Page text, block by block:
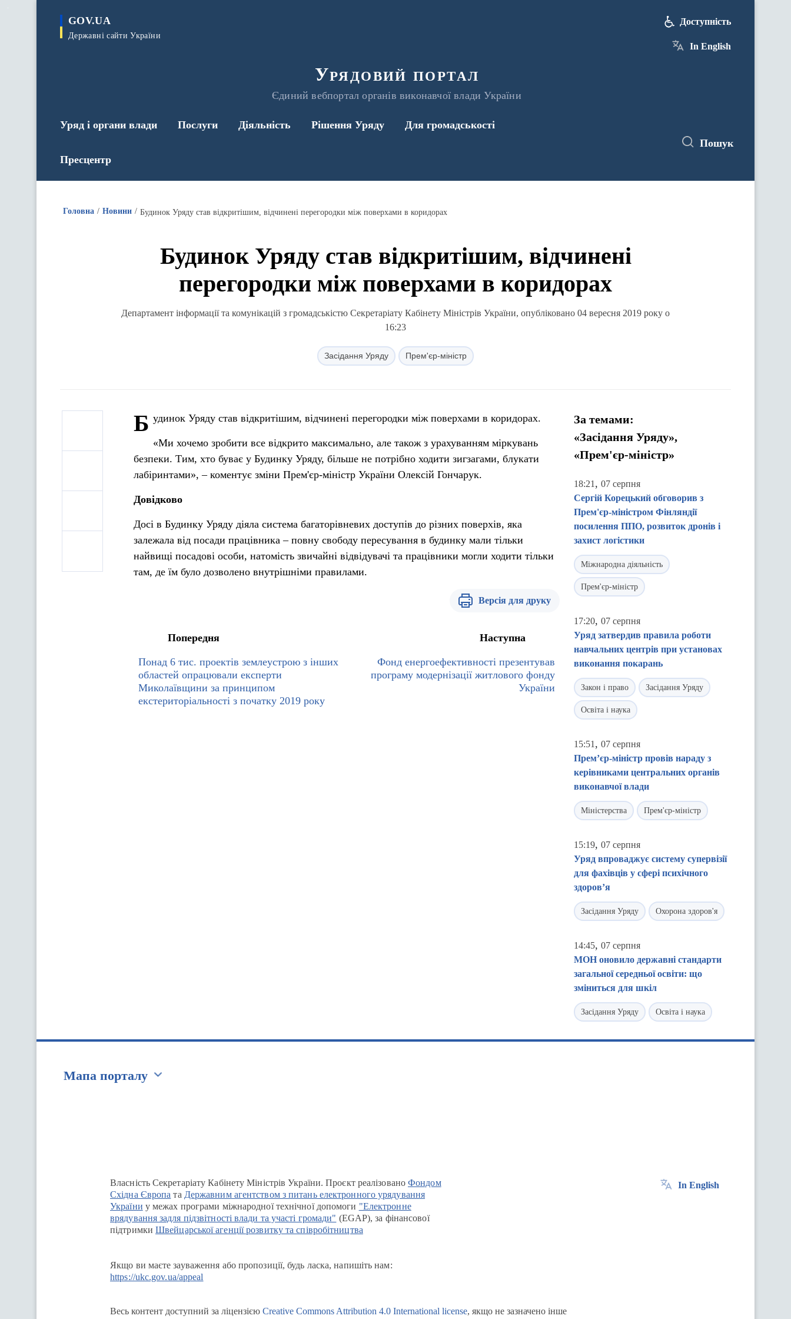
GOV.UA
Державні сайти України
Урядовий портал
Єдиний вебпортал органів виконавчої влади України
Доступність
In English
Уряд і органи влади Послуги Діяльність Рішення Уряду Для громадськості
Пресцентр
Пошук
Головна Новини Будинок Уряду став відкритішим, відчинені перегородки між поверхами в коридорах
Будинок Уряду став відкритішим, відчинені
перегородки між поверхами в коридорах
Департамент інформації та комунікацій з громадськістю Секретаріату Кабінету Міністрів України, опубліковано 04 вересня 2019 року о
16:23
Засідання Уряду Прем'єр-міністр
Б удинок Уряду став відкритішим, відчинені перегородки між поверхами в коридорах.
«Ми хочемо зробити все відкрито максимально, але також з урахуванням міркувань
безпеки. Тим, хто буває у Будинку Уряду, більше не потрібно ходити зигзагами, блукати
лабіринтами», – коментує зміни Прем'єр-міністр України Олексій Гончарук.
Довідково
Досі в Будинку Уряду діяла система багаторівневих доступів до різних поверхів, яка
залежала від посади працівника – повну свободу пересування в будинку мали тільки
найвищі посадові особи, натомість звичайні відвідувачі та працівники могли ходити тільки
там, де їм було дозволено внутрішніми правилами.
Версія для друку
Попередня
Понад 6 тис. проектів землеустрою з інших
областей опрацювали експерти
Миколаївщини за принципом
екстериторіальності з початку 2019 року
Наступна
Фонд енергоефективності презентував
програму модернізації житлового фонду
України
За темами:
«Засідання Уряду»,
«Прем'єр-міністр»
18:21 , 07 серпня
Сергій Корецький обговорив з
Прем'єр-міністром Фінляндії
посилення ППО, розвиток дронів і
захист логістики
Міжнародна діяльність
Прем'єр-міністр
17:20, 07 серпня
Уряд затвердив правила роботи
навчальних центрів при установах
виконання покарань
Закон і право Засідання Уряду
Освіта і наука
15:51 , 07 серпня
Прем’єр-міністр провів нараду з
керівниками центральних органів
виконавчої влади
Міністерства Прем'єр-міністр
15:19, 07 серпня
Уряд впроваджує систему супервізії
для фахівців у сфері психічного
здоров’я
Засідання Уряду Охорона здоров'я
14:45, 07 серпня
МОН оновило державні стандарти
загальної середньої освіти: що
зміниться для шкіл
Засідання Уряду Освіта і наука
Мапа порталу
Власність Секретаріату Кабінету Міністрів України. Проєкт реалізованоФондом
Східна Європа та Державним агентством з питань електронного урядування
України у межах програми міжнародної технічної допомоги "Електронне
врядування задля підзвітності влади та участі громади" (EGAP), за фінансової
підтримки Швейцарської агенції розвитку та співробітництва
Якщо ви маєте зауваження або пропозиції, будь ласка, напишіть нам:
https://ukc.gov.ua/appeal
In English
Весь контент доступний за ліцензією Creative Commons Attribution 4.0 International license, якщо не зазначено інше